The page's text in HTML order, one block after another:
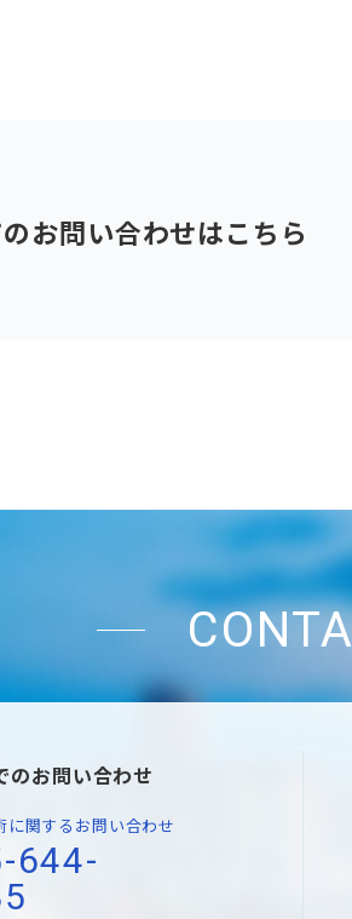
お問い合わせはこちら
のお問い合わせ
に関するお問い合わせ
644-